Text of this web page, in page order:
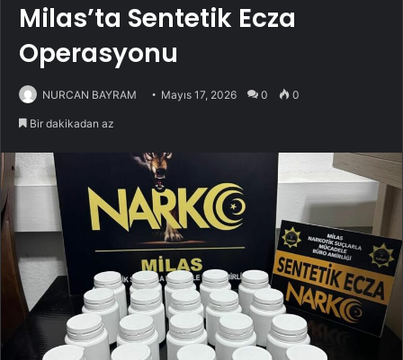
Milas’ta Sentetik Ecza
Operasyonu
NURCAN BAYRAM Mayıs 17, 2026 0 0
Bir dakikadan az